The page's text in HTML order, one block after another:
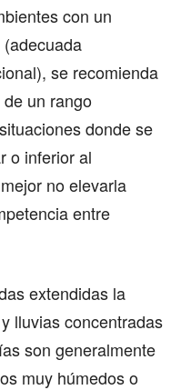
con un
se recomienda
un rango
donde se
o inferior al
no elevarla
entre
extendidas la
lluvias concentradas
son generalmente
muy húmedos o